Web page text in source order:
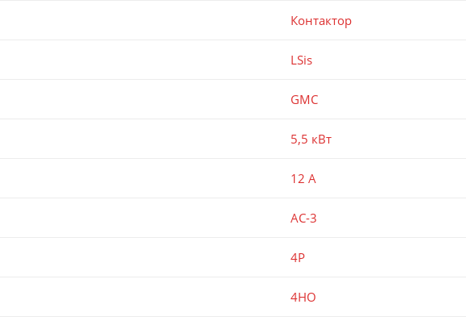
Контактор
LSis
GMC
5,5 кВт
12 А
AC-3
4P
4НО